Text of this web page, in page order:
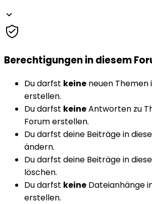
Berechtigungen in diesem
Du darfst keine neuen Themen
erstellen.
Du darfst keineAntworten zu
Forum erstellen.
Du darfst deine Beiträge in
ändern.
Du darfst deine Beiträge in
löschen.
Du darfst keine Dateianhänge
erstellen.